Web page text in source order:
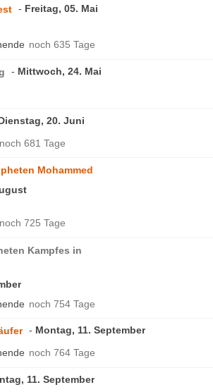
Freitag, 05. Mai
noch 635 Tage
Mittwoch, 24. Mai
20. Juni
noch 681 Tage
Mohammed
noch 725 Tage
Kampfes in
noch 754 Tage
Montag, 11. September
noch 764 Tage
11. September